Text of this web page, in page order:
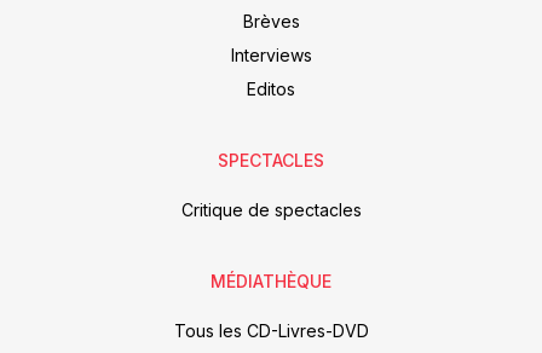
Brèves
Interviews
Editos
SPECTACLES
Critique de spectacles
MÉDIATHÈQUE
Tous les CD-Livres-DVD